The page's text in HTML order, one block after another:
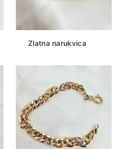
Zlatna narukvica